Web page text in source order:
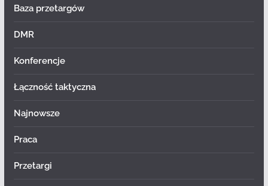
Baza przetargów
DMR
Konferencje
Łączność taktyczna
Najnowsze
Praca
Przetargi